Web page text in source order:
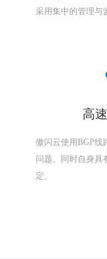
采用集中的管理与
高
傲闪云使用BGP线
问题。同时自身具
定。